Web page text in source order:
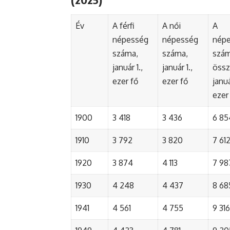
Év
A férfi
népesség
száma,
január 1.,
ezer fő
A női
népesség
száma,
január 1.,
ezer fő
A
1900 3 418 3 436 6
1910 3 792 3 820 7 612
1920 3 874 4 113 7
1930 4 248 4 437 8
1941 4 561 4 755 9 316